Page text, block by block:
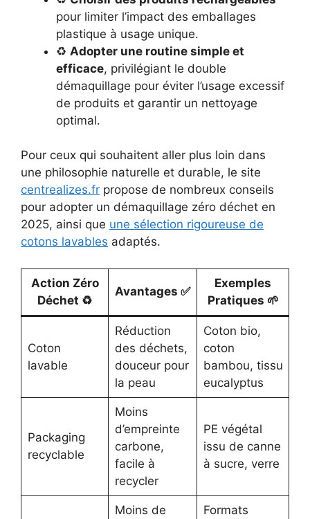
pour limiter l’impact des emballages
plastique à usage unique.
♻️ Adopter une routine simple et
efficace, privilégiant le double
démaquillage pour éviter l’usage excessif
de produits et garantir un nettoyage
optimal.
Pour ceux qui souhaitent aller plus loin dans
une philosophie naturelle et durable, le site
centrealizes.fr propose de nombreux conseils
pour adopter un démaquillage zéro déchet en
2025, ainsi que une sélection rigoureuse de
cotons lavables adaptés.
Action Zéro
Déchet ♻️
Avantages ✅
Exemples
Pratiques 🌱
Coton
lavable
Réduction
des déchets,
douceur pour
la peau
Coton bio,
coton
bambou, tissu
eucalyptus
Packaging
recyclable
Moins
d’empreinte
carbone,
facile à
recycler
PE végétal
issu de canne
à sucre, verre
Moins de
Formats